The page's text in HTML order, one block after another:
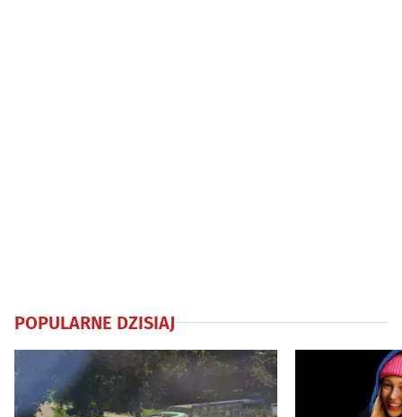
POPULARNE DZISIAJ